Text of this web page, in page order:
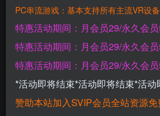
黄金SVIP月会员免费 钻
游戏截图【VR玩吧-
PC串流游戏：基本支持所有主流VR设备
特惠活动期间：月会员29/永久会
特惠活动期间：月会员29/永久会
特惠活动期间：月会员29/永久会
*活动即将结束*活动即将结束*活动
赞助本站加入SVIP会员全站资源